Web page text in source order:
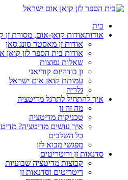
בית
אודותאודות קואן-אום, מסורת זן
אודות זן מאסטר סונג סאן
אודות בית הספר לזן קואן
שאלות נפוצות
זן בודהיזם קוריאני
עמותת קואן אום ישראל
גלריה
איך להתחיל לתרגל מדיטציה
מה זה זן
טכניקות מדיטציה
איך עושים מדיטציה?
כל השלבים
מפגשי מבוא לזן
סדנאות זן וריטריטים
קבוצות מדיטציה שבועיות
ריטריטים וסדנאות זן